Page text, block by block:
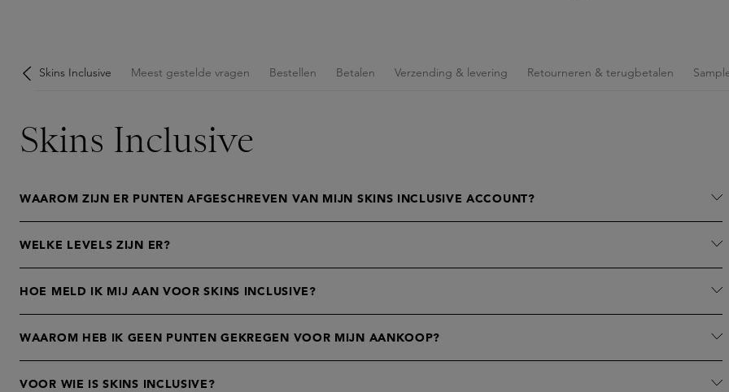
Skins Inclusive Meest gestelde vragen Bestellen Betalen Verzending & levering Retourneren & terugbetalen
Skins Inclusive
WAAROM ZIJN ER PUNTEN AFGESCHREVEN VAN MIJN SKINS INCLUSIVE ACCOUNT?
WELKE LEVELS ZIJN ER?
HOE MELD IK MIJ AAN VOOR SKINS INCLUSIVE?
WAAROM HEB IK GEEN PUNTEN GEKREGEN VOOR MIJN AANKOOP?
VOOR WIE IS SKINS INCLUSIVE?